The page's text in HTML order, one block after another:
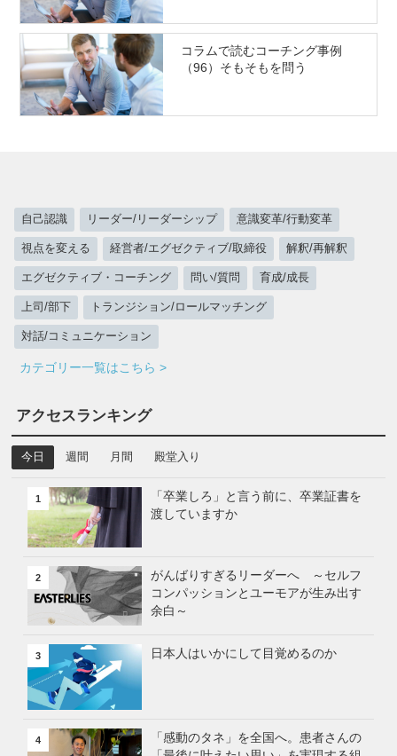
コラムで読むコーチング事例
（96）そもそもを問う
自己認識 リーダー/リーダーシップ 意識変革/行動変革
視点を変える 経営者/エグゼクティブ/取締役 解釈/再解釈
エグゼクティブ・コーチング 問い/質問 育成/成長
上司/部下 トランジション/ロールマッチング
対話/コミュニケーション
カテゴリー一覧はこちら >
アクセスランキング
今日 週間 月間 殿堂入り
1
「卒業しろ」と言う前に、卒業証書を
渡していますか
2
がんばりすぎるリーダーへ ～セルフ
コンパッションとユーモアが生み出す
余白～
3 日本人はいかにして目覚めるのか
4
「感動のタネ」を全国へ。患者さんの